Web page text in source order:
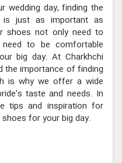
wedding day, finding the
just as important as
shoes not only need to
to be comfortable
big day. At Charkhchi
the importance of finding
is why we offer a wide
taste and needs. In
tips and inspiration for
for your big day.